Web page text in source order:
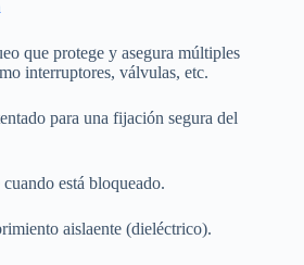
que protege y asegura múltiples
interruptores, válvulas, etc.
para una fijación segura del
está bloqueado.
aislaente (dieléctrico).